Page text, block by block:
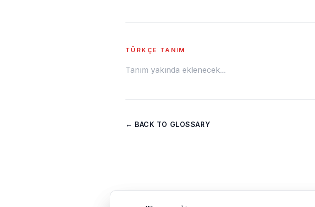
TÜRKÇE TANIM
Tanım yakında eklenecek...
← BACK TO GLOSSARY